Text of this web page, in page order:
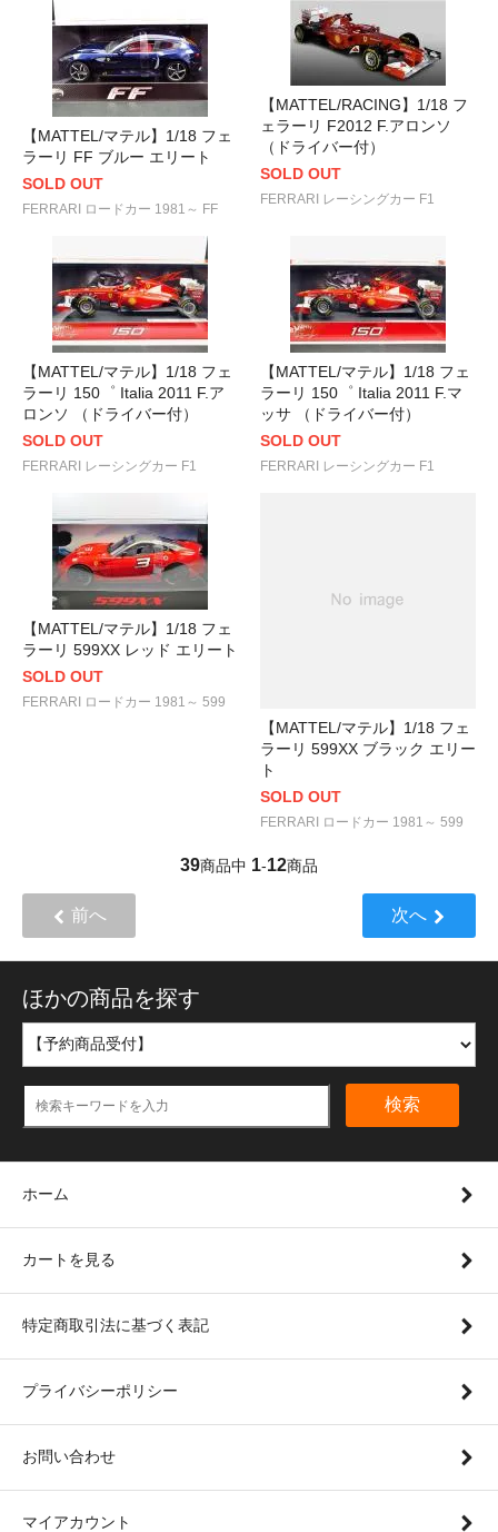
【MATTEL/マテル】1/18 フェ
ラーリ FF ブルー エリート
SOLD OUT
FERRARI ロードカー 1981～ FF
【MATTEL/RACING】1/18 フ
ェラーリ F2012 F.アロンソ
（ドライバー付）
SOLD OUT
FERRARI レーシングカー F1
【MATTEL/マテル】1/18 フェ
ラーリ 150゜ Italia 2011 F.ア
ロンソ （ドライバー付）
SOLD OUT
FERRARI レーシングカー F1
【MATTEL/マテル】1/18 フェ
ラーリ 150゜ Italia 2011 F.マ
ッサ （ドライバー付）
SOLD OUT
FERRARI レーシングカー F1
【MATTEL/マテル】1/18 フェ
ラーリ 599XX レッド エリート
SOLD OUT
FERRARI ロードカー 1981～ 599
【MATTEL/マテル】1/18 フェ
ラーリ 599XX ブラック エリー
ト
SOLD OUT
FERRARI ロードカー 1981～ 599
39商品中 1-12商品
前へ 次へ
ほかの商品を探す
検索
ホーム
カートを見る
特定商取引法に基づく表記
プライバシーポリシー
お問い合わせ
マイアカウント